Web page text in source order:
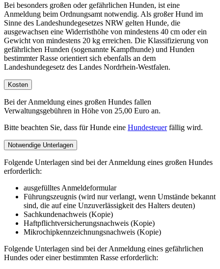
Bei besonders großen oder gefährlichen Hunden, ist eine
Anmeldung beim Ordnungsamt notwendig. Als großer Hund im
Sinne des Landeshundegesetzes NRW gelten Hunde, die
ausgewachsen eine Widerristhöhe von mindestens 40 cm oder ein
Gewicht von mindestens 20 kg erreichen. Die Klassifizierung von
gefährlichen Hunden (sogenannte Kampfhunde) und Hunden
bestimmter Rasse orientiert sich ebenfalls an dem
Landeshundegesetz des Landes Nordrhein-Westfalen.
Kosten
Bei der Anmeldung eines großen Hundes fallen
Verwaltungsgebühren in Höhe von 25,00 Euro an.
Bitte beachten Sie, dass für Hunde eine Hundesteuerfällig wird.
Notwendige Unterlagen
Folgende Unterlagen sind bei der Anmeldung eines großen Hundes
erforderlich:
ausgefülltes Anmeldeformular
Führungszeugnis (wird nur verlangt, wenn Umstände bekannt
sind, die auf eine Unzuverlässigkeit des Halters deuten)
Sachkundenachweis (Kopie)
Haftpflichtversicherungsnachweis (Kopie)
Mikrochipkennzeichnungsnachweis (Kopie)
Folgende Unterlagen sind bei der Anmeldung eines gefährlichen
Hundes oder einer bestimmten Rasse erforderlich: